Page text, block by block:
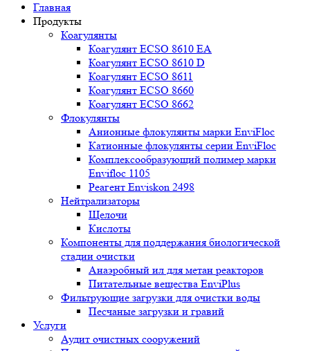
Главная
Продукты
Коагулянты
Коагулянт ECSO 8610 EA
Коагулянт ECSO 8610 D
Коагулянт ECSO 8611
Коагулянт ECSO 8660
Коагулянт ECSO 8662
Флокулянты
Анионные флокулянты марки EnviFloc
Катионные флокулянты серии EnviFloc
Комплексообразующий полимер марки
Envifloc 1105
Реагент Enviskon 2498
Нейтрализаторы
Щелочи
Кислоты
Компоненты для поддержания биологической
стадии очистки
Анаэробный ил для метан реакторов
Питательные вещества EnviPlus
Фильтрующие загрузки для очистки воды
Песчаные загрузки и гравий
Услуги
Аудит очистных сооружений